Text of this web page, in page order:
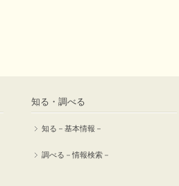
知る・調べる
知る－基本情報－
調べる－情報検索－